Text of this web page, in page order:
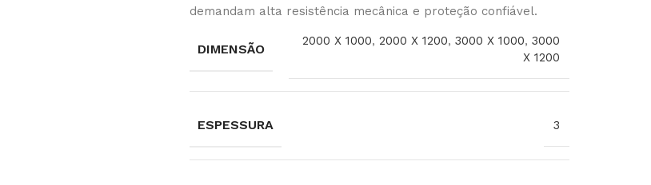
demandam alta resistência mecânica e proteção confiável.
DIMENSÃO
2000 X 1000, 2000 X 1200, 3000 X 1000, 3000
X 1200
ESPESSURA 3